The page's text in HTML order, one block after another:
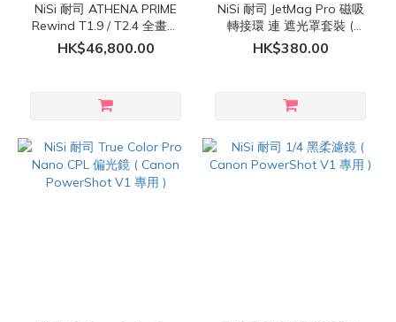
NiSi 耐司 ATHENA PRIME
Rewind T1.9 / T2.4 全畫幅
電影鏡頭 5 鏡套裝 ( PL
Mount )
HK$46,800.00
NiSi 耐司 JetMag Pro 磁吸
轉接環 連 遮光罩套裝 (
Ricoh GR IV 專用 )
HK$380.00